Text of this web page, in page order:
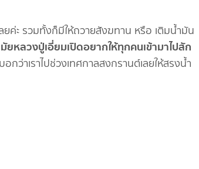
ยค่ะ รวมทั้งก็มีให้ถวายสังฆทาน หรือ เติมน้ำมัน
ยหลวงปู่เอี่ยมเปิดอยากให้ทุกคนเข้ามาไปสัก
กว่าเราไปช่วงเทศกาลสงกรานต์เลยให้สรงน้ำ